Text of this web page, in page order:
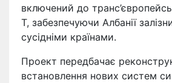
включений до
T, забезпечуючи Албанії
сусідніми країнами.
Проект передбачає
встановлення нових систем